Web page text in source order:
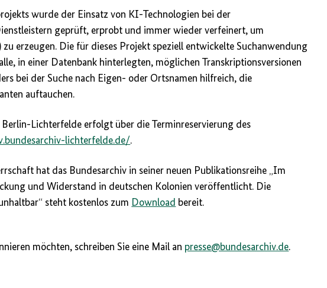
wurde der Einsatz von KI-Technologien bei der
geprüft, erprobt und immer wieder verfeinert, um
zu erzeugen. Die für dieses Projekt speziell entwickelte Suchanwendung
in einer Datenbank hinterlegten, möglichen Transkriptionsversionen
bei der Suche nach Eigen- oder Ortsnamen hilfreich, die
auftauchen.
Lichterfelde erfolgt über die Terminreservierung des
lichterfelde.de/.
hat das Bundesarchiv in seiner neuen Publikationsreihe „Im
und Widerstand in deutschen Kolonien veröffentlicht. Die
steht kostenlos zum Download bereit.
möchten, schreiben Sie eine Mail an presse@bundesarchiv.de​​​​​​​.